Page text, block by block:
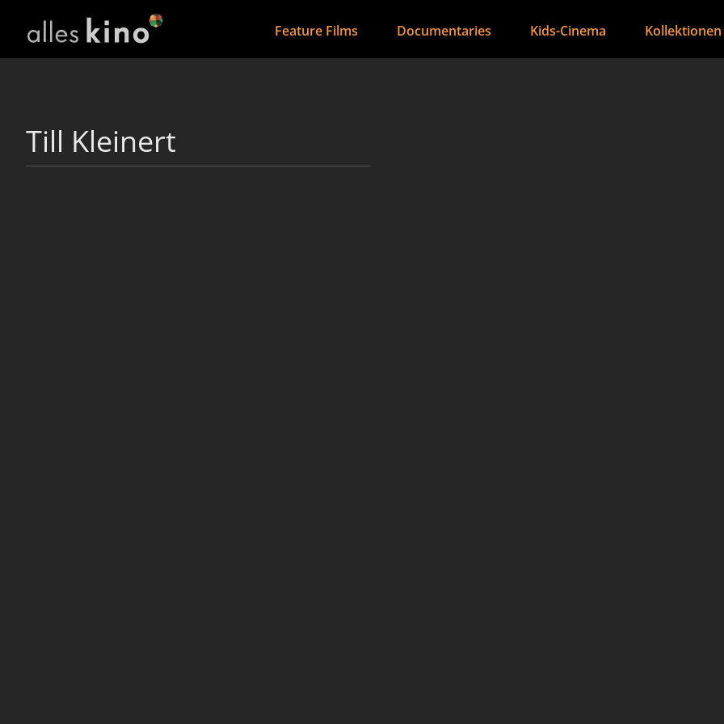
Feature Films Documentaries Kids-Cinema Kollektionen
Till Kleinert